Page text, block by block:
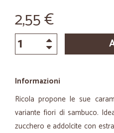
2,55 €
Informazioni
Ricola propone le sue
variante fiori di sambuco.
zucchero e addolcite con